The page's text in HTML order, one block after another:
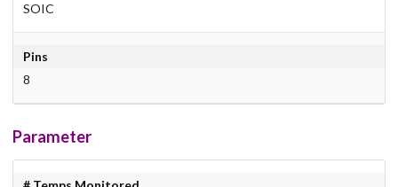
SOIC
Pins
8
Parameter